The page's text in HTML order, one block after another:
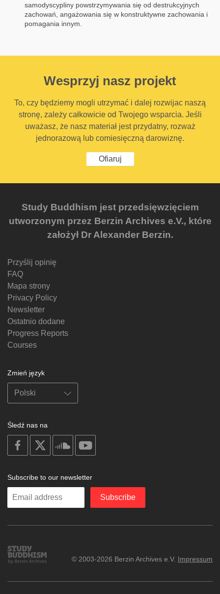
samodyscypliny powstrzymywania się od destrukcyjnych
zachowań, angażowania się w konstruktywne zachowania i
pomagania innym.
Wesprzyj nasz projekt
To, czy będziemy mogli utrzymać i dalej rozwijac naszą
stronę, zależy całkowicie od Twojego wsparcia. Jeśli
uważasz, że nasz materiał jest przydatny, rozważ
jednorazową lub comiesięczną darowiznę.
Ofiaruj
Study Buddhism jest przedsięwzięciem
utworzonym przez Berzin Archives e.V., które
założył Dr Alexander Berzin.
Przyślij opinię
FAQ
Mapa strony
Privacy Policy
Newsletter
Ostatnio dodane
Progress Reports
Courses
Zmień język
Śledź nas na
on
facebook
soundcloud
Subscribe to our newsletter
Enter
Subscribe
Study
Buddhism
© 2003-2026 Berzin Archives e.V. Impressum